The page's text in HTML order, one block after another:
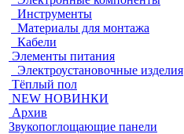
Инструменты
Материалы для монтажа
Кабели
Элементы питания
Электроустановочные изделия
Тёплый пол
NEW НОВИНКИ
Архив
Звукопоглощающие панели